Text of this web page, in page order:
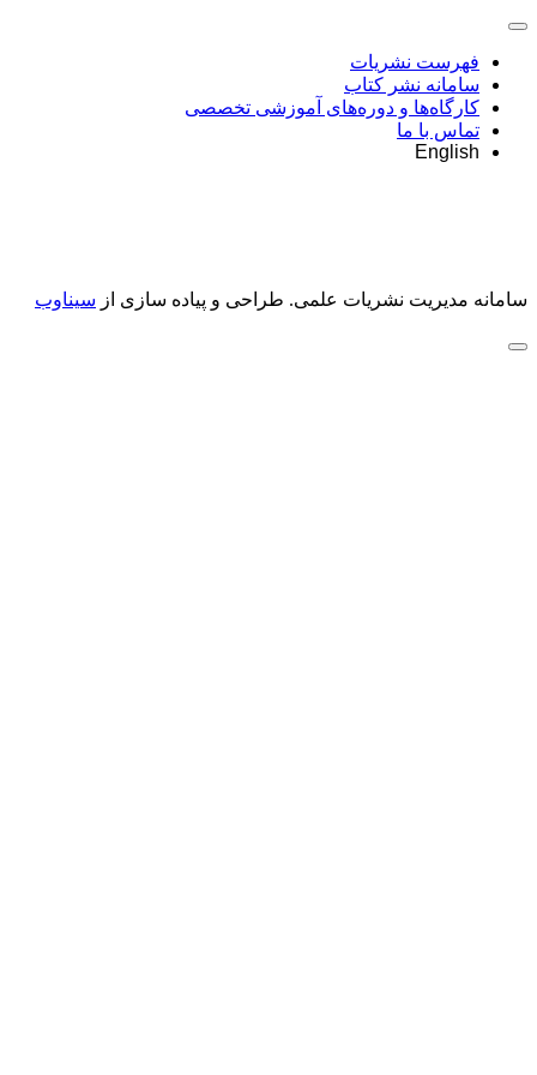
فهرست نشریات
سامانه نشر کتاب
کارگاه‌ها و دوره‌های آموزشی تخصصی
تماس با ما
English
سامانه مدیریت نشریات علمی. طراحی و پیاده سازی از سیناوب